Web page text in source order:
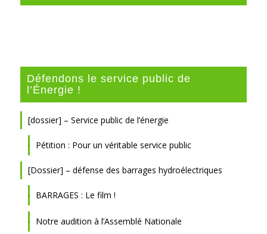
Défendons le service public de
l’Énergie !
[dossier] – Service public de l’énergie
Pétition : Pour un véritable service public
[Dossier] – défense des barrages hydroélectriques
BARRAGES : Le film !
Notre audition à l’Assemblé Nationale